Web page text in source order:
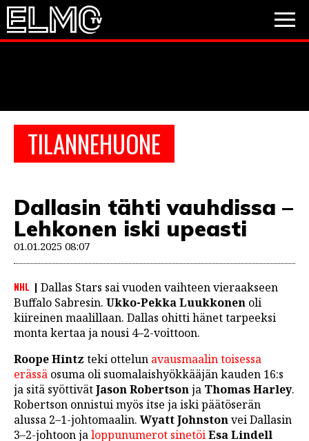
TILANNEHUONE
Dallasin tähti vauhdissa –
Lehkonen iski upeasti
01.01.2025 08:07
NHL
Dallas Stars sai vuoden vaihteen vieraakseen
Buffalo Sabresin. Ukko-Pekka Luukkonen oli
kiireinen maalillaan. Dallas ohitti hänet tarpeeksi
monta kertaa ja nousi 4–2-voittoon.
Roope Hintz teki ottelun avausmaalin toisessa
erässä osuma oli suomalaishyökkääjän kauden 16:s
ja sitä syöttivätJason Robertsonja Thomas Harley.
Robertson onnistui myös itse ja iski päätöserän
alussa 2–1-johtomaalin.Wyatt Johnstonvei Dallasin
3–2-johtoon jaloppunumerot sinetöiEsa Lindell
PESÄPALLO
VIDEOT
JALKAPALLO
EM2021
Huuhkajat
Veikkausliiga
JÄÄKIEKKO
PESÄPALLO
F1
LINTU VAI KALA
46 DENTON ROAD
VIDEOT
PODCASTIT
KOLUMNIT